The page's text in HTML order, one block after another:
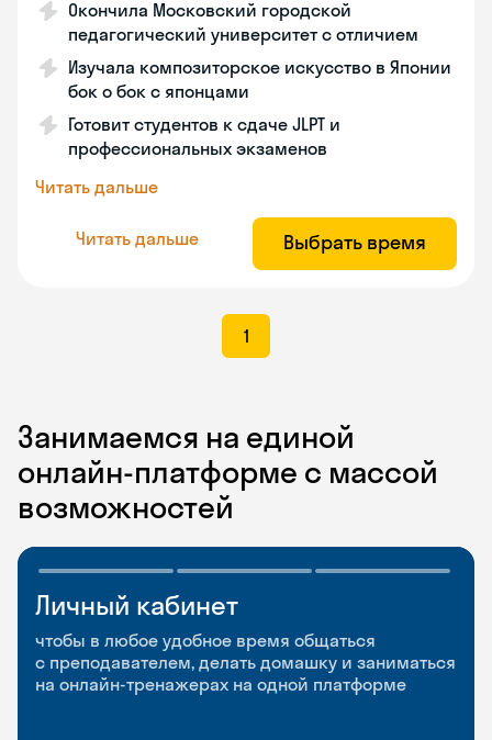
Окончила Московский городской
педагогический университет с отличием
Изучала композиторское искусство в Японии
бок о бок с японцами
Готовит студентов к сдаче JLPT и
профессиональных экзаменов
Читать дальше
Читать дальше Выбрать время
1
Занимаемся на единой
онлайн-платформе с массой
возможностей
Личный кабинет
чтобы в любое удобное время общаться
с преподавателем, делать домашку и заниматься
на онлайн-тренажерах на одной платформе
Мобильное
приложение
чтобы заниматься и изучать новые слова где
и когда удобно
Разговорные клубы
и Talks
Групповые занятия для разговорной практики
и индивидуальные встречи с преподавателями